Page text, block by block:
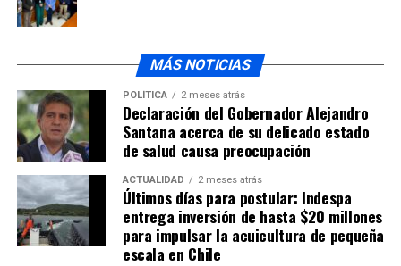
UP NEXT
Amplían detención del conductor que atropelló a dos
mujeres
NO TE PIERDAS
Detienen a persona por tratar de ingresar droga a
Chiloé
MÁS NOTICIAS
POLÍTICA 2 meses atrás
Declaración del Gobernador Alejandro
Santana acerca de su delicado estado
de salud causa preocupación
ACTUALIDAD 2 meses atrás
Últimos días para postular: Indespa
entrega inversión de hasta $20 millones
para impulsar la acuicultura de pequeña
escala en Chile